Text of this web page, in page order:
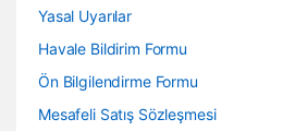
Yasal Uyarılar
Havale Bildirim Formu
Ön Bilgilendirme Formu
Mesafeli Satış Sözleşmesi